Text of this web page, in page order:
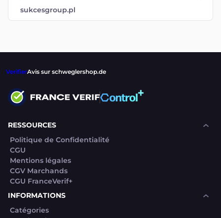
sukcesgroup.pl
VerifierAvis sur schweglershop.de
RESSOURCES
Politique de Confidentialité
CGU
Mentions légales
CGV Marchands
CGU FranceVerif+
INFORMATIONS
Catégories